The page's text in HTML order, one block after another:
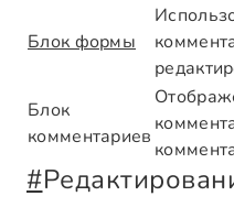
Блок формы
Блок
комментариев
#